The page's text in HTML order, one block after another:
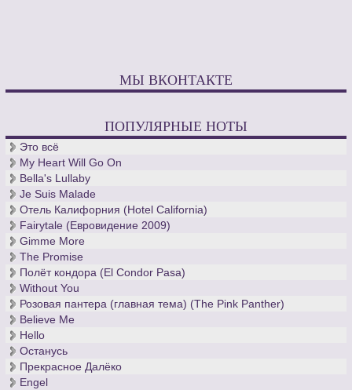
МЫ ВКОНТАКТЕ
ПОПУЛЯРНЫЕ НОТЫ
Это всё
My Heart Will Go On
Bella's Lullaby
Je Suis Malade
Отель Калифорния (Hotel California)
Fairytale (Евровидение 2009)
Gimme More
The Promise
Полёт кондора (El Condor Pasa)
Without You
Розовая пантера (главная тема) (The Pink Panther)
Believe Me
Hello
Останусь
Прекрасное Далёко
Engel